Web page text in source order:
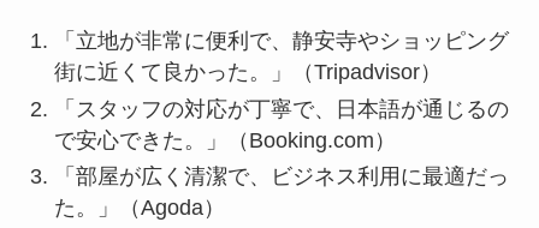
街に近くて良かった。」（Tripadvisor）
「スタッフの対応が丁寧で、日本語が通じるの
で安心できた。」（Booking.com）
「部屋が広く清潔で、ビジネス利用に最適だっ
た。」（Agoda）
「レストランの上海蟹が絶品で、食事も満